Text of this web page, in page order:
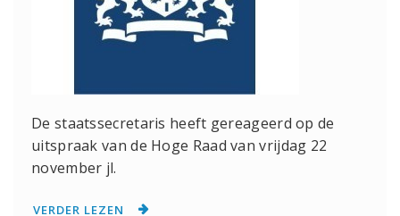
De staatssecretaris heeft gereageerd op de
uitspraak van de Hoge Raad van vrijdag 22
november jl.
VERDER LEZEN